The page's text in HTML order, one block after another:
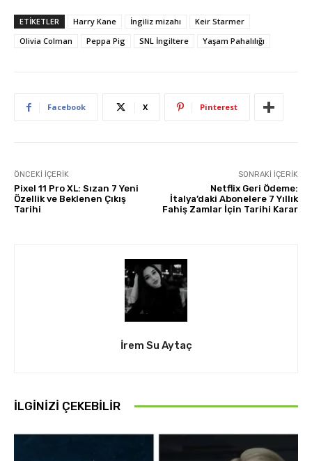
ETIKETLER Harry Kane İngiliz mizahı
Keir Starmer
Olivia Colman
Peppa Pig SNL İngiltere Yaşam Pahalılığı
Facebook X Pinterest
ÖNCEKI İÇERIK
Pixel 11 Pro XL: Sızan 7 Yeni
Özellik ve Beklenen Çıkış
Tarihi
SONRAKI İÇERIK
Netflix Geri Ödeme:
İtalya’daki Abonelere 7 Yıllık
Fahiş Zamlar İçin Tarihi Karar
İrem Su Aytaç
İLGINIZI ÇEKEBILIR